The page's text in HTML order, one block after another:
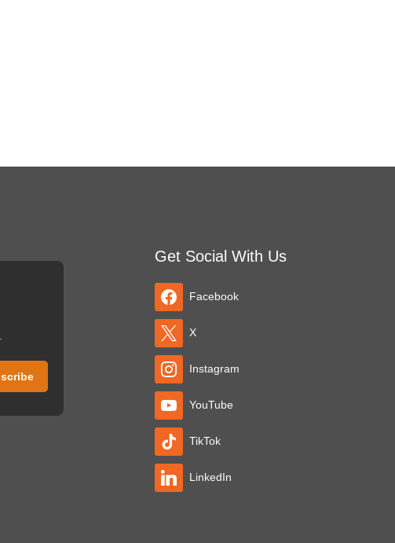
Get Social With Us
Facebook
X
Instagram
YouTube
TikTok
LinkedIn